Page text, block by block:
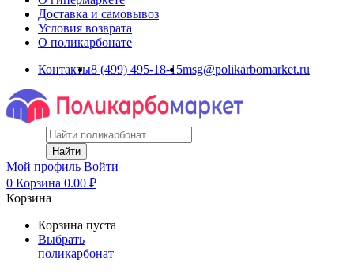
Доставка и самовывоз
Условия возврата
О поликарбонате
Контакты8 (499) 495-18-15msg@polikarbomarket.ru
Найти
Мой профиль Войти
0 Корзина 0.00 ₽
Корзина
Корзина пуста
Выбрать
поликарбонат